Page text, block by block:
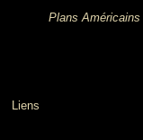
Plans Américains
Liens